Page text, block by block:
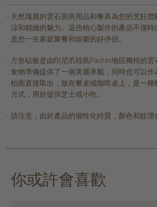
天然瑰麗的雲石廚房用品和餐具為您的烹飪體
涼和精緻的魅力。這些精心製作的產品不僅時
是您一生家庭聚餐和娛樂的好伴侶。
方形砧板是由印尼爪哇島Pacitan地區獨特的
食物準備提供了一個美麗承載，同時也可以作
枱面直接取出，放在餐桌或咖啡桌上，是一種
方式，用於提供芝士或小吃。
請注意，由於產品的個性化特質，顏色和紋理
你或許會喜歡